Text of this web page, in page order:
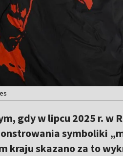
gdy w lipcu 2025 r. w
symboliki
kraju skazano za to